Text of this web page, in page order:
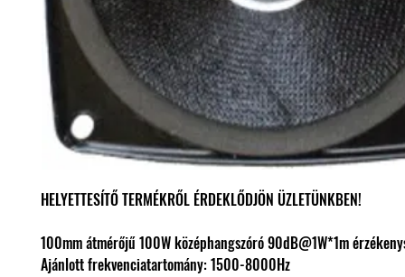
HELYETTESÍTŐ TERMÉKRŐL ÉRDEKLŐDJÖN ÜZLETÜNKBEN!
100mm átmérőjű 100W középhangszóró 90dB@1W*1m
Ajánlott frekvenciatartomány: 1500-8000Hz